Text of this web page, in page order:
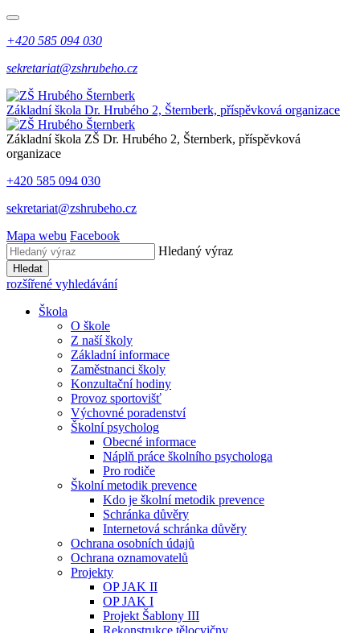
+420 585 094 030
sekretariat@zshrubeho.cz
Základní škola Dr. Hrubého 2, Šternberk, příspěvková organizace
Základní škola ZŠ Dr. Hrubého 2, Šternberk, příspěvková
organizace
+420 585 094 030
sekretariat@zshrubeho.cz
Mapa webu Facebook
Hledaný výraz
Hledat
rozšířené vyhledávání
Škola
O škole
Z naší školy
Základní informace
Zaměstnanci školy
Konzultační hodiny
Provoz sportovišť
Výchovné poradenství
Školní psycholog
Obecné informace
Náplň práce školního psychologa
Pro rodiče
Školní metodik prevence
Kdo je školní metodik prevence
Schránka důvěry
Internetová schránka důvěry
Ochrana osobních údajů
Ochrana oznamovatelů
Projekty
OP JAK II
OP JAK I
Projekt Šablony III
Rekonstrukce tělocvičny